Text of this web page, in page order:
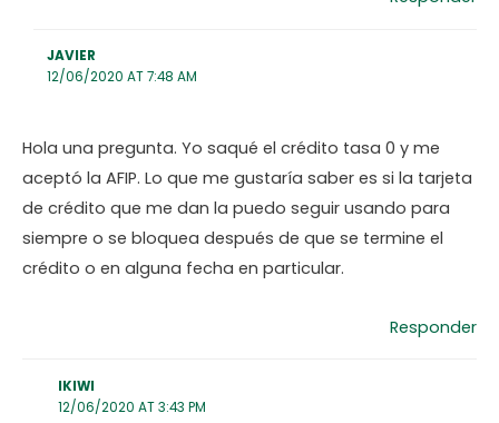
JAVIER
12/06/2020 AT 7:48 AM
Hola una pregunta. Yo saqué el crédito tasa 0 y me
aceptó la AFIP. Lo que me gustaría saber es si la tarjeta
de crédito que me dan la puedo seguir usando para
siempre o se bloquea después de que se termine el
crédito o en alguna fecha en particular.
Responder
IKIWI
12/06/2020 AT 3:43 PM